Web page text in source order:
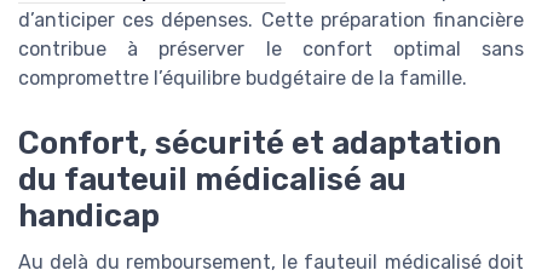
d’anticiper ces dépenses. Cette préparation financière
contribue à préserver le confort optimal sans
compromettre l’équilibre budgétaire de la famille.
Confort, sécurité et adaptation
du fauteuil médicalisé au
handicap
Au delà du remboursement, le fauteuil médicalisé doit